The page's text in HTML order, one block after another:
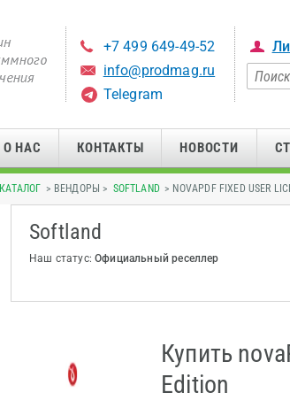
+7 499 649-49-52
info@prodmag.ru
Telegram
О НАС КОНТАКТЫ НОВОСТИ
КАТАЛОГ > ВЕНДОРЫ > SOFTLAND > NOVAPDF FIXED USER
Softland
Наш статус:Официальный реселлер
Купить
Edition